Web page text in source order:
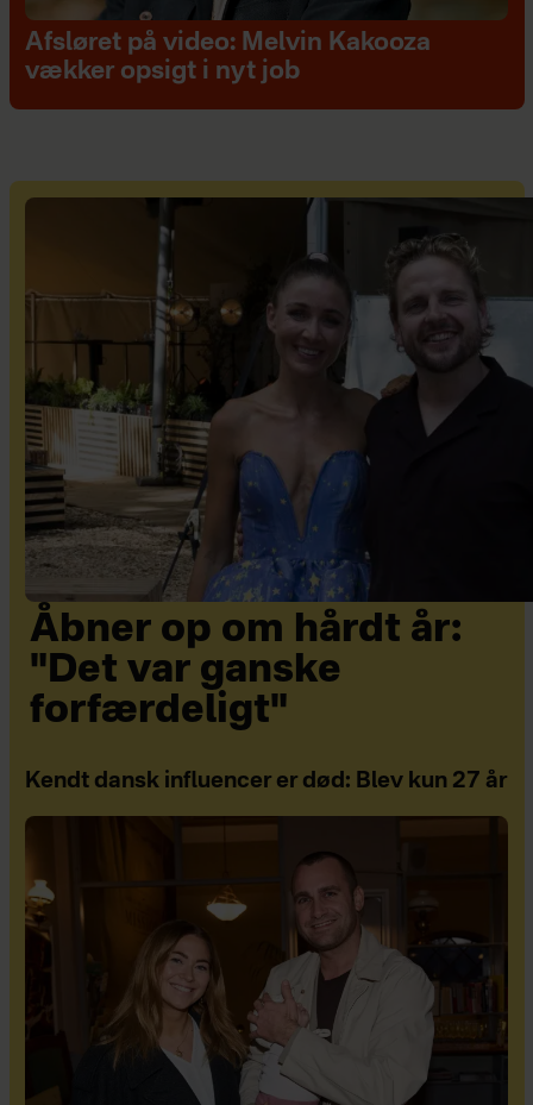
Afsløret på video: Melvin Kakooza
vækker opsigt i nyt job
Åbner op om hårdt år:
"Det var ganske
forfærdeligt"
Kendt dansk influencer er død: Blev kun 27 år